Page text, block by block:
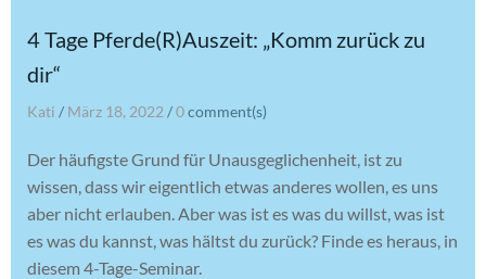
4 Tage Pferde(R)Auszeit: „Komm zurück zu
dir“
Kati / März 18, 2022 /0comment(s)
Der häufigste Grund für Unausgeglichenheit, ist zu
wissen, dass wir eigentlich etwas anderes wollen, es uns
aber nicht erlauben. Aber was ist es was du willst, was ist
es was du kannst, was hältst du zurück? Finde es heraus, in
diesem 4-Tage-Seminar.